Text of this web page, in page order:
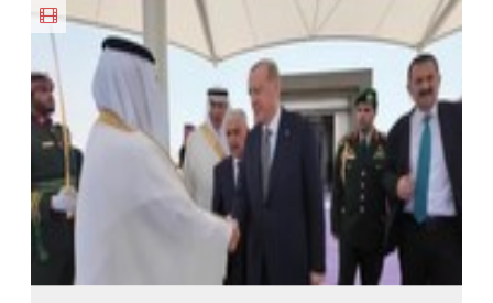
اروپا، سبک
و مقاوم |
پرداخت
قسطی
اقساطی 💳
📍 تهران
طبیعی!
ویزیت
رایگان+پرداخت
اقساطی😍
منزل درمان
کنی؟
((پرسش‌نامه))